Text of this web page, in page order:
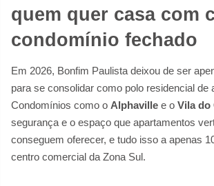
quem quer casa com
condomínio fechado
Em 2026, Bonfim Paulista deixou de ser
para se consolidar como polo residencial de
Condomínios como o Alphaville e o Vila do
segurança e o espaço que apartamentos
conseguem oferecer, e tudo isso a apenas
centro comercial da Zona Sul.